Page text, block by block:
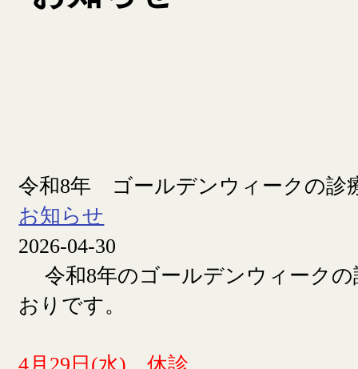
令和8年 ゴールデンウィークの診
お知らせ
2026-04-30
令和8年のゴールデンウィークの
おりです。